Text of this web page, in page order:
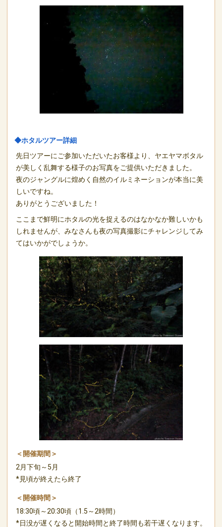
◆ホタルツアー詳細
先日ツアーにご参加いただいたお客様より、ヤエヤマボタル
が美しく乱舞する様子のお写真をご提供いただきました。
夜のジャングルに煌めく自然のイルミネーションが本当に美
しいですね。
ありがとうございました！
ここまで鮮明にホタルの光を捉えるのはなかなか難しいかも
しれませんが、みなさんも夜の写真撮影にチャレンジしてみ
てはいかがでしょうか。
＜開催期間＞
2月下旬～5月
*見頃が終えたら終了
＜開催時間＞
18:30頃～20:30頃（1.5～2時間）
*日没が遅くなると開始時間と終了時間も若干遅くなります。